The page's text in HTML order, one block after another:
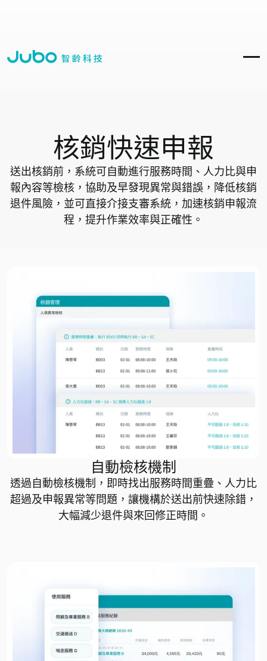
核銷快速申報
送出核銷前，系統可自動進行服務時間、人力比與申
報內容等檢核，協助及早發現異常與錯誤，降低核銷
退件風險，並可直接介接支審系統，加速核銷申報流
程，提升作業效率與正確性。
自動檢核機制
透過自動檢核機制，即時找出服務時間重疊、人力比
超過及申報異常等問題，讓機構於送出前快速除錯，
大幅減少退件與來回修正時間。